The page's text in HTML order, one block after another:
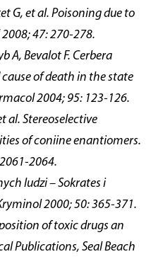
G, et al. Poisoning due to
47: 270-278.
A, Bevalot F. Cerbera
cause of death in the state
2004; 95: 123-126.
al. Stereoselective
of coniine enantiomers.
2064.
ludzi – Sokrates i
2000; 50: 365-371.
of toxic drugs an
Publications, Seal Beach